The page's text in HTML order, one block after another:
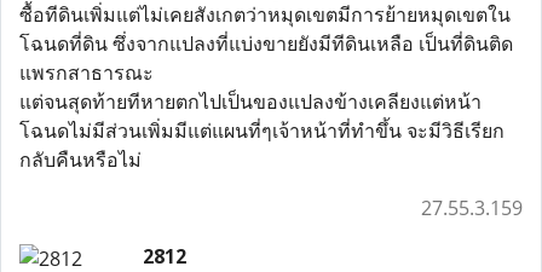
ซื้อทีดินเพิ่มแต่ไม่เคยสังเกตว่าหมุดเขตมีการย้ายหมุดเขตใน
โฉนดที่ดิน ซึ่งจากแปลงที่แบ่งขายยังมีทีดินเหลือ เป็นที่ดินติด
แพรกสาธารณะ
แต่จนสุดท้ายทีหายตกไปเป็นของแปลงข้างเคลียงแต่หน้า
โฉนดไม่มีส่วนเพิ่มมีแต่แผนที่ๆเจ้าหน้าที่ทำขึ้น จะมีวิธีเรียก
กลับคืนหรือไม่
27.55.3.159
2812